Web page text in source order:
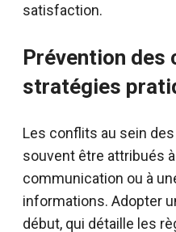
satisfaction.
Prévention des
stratégies
Les conflits au sein
souvent être attribués
communication ou à
informations. Adopter
début, qui détaille les